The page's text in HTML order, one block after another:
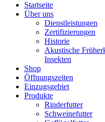
Startseite
Über uns
Dienstleistungen
Zertifizierungen
Historie
Akustische
Insekten
Shop
Öffnungszeiten
Einzugsgebiet
Produkte
Rinderfutter
Schweinefutter